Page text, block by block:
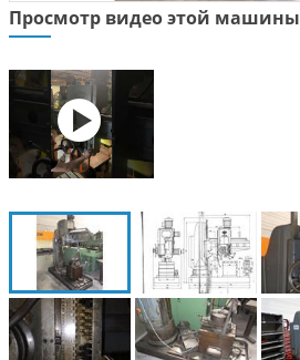
Просмотр видео этой машины